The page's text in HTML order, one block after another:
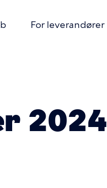
For leverandører
2024